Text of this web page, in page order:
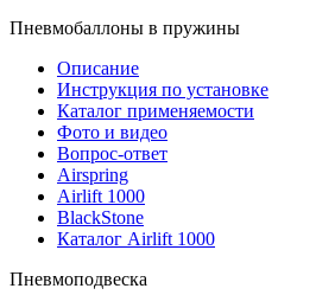
Пневмобаллоны в пружины
Описание
Инструкция по установке
Каталог применяемости
Фото и видео
Вопрос-ответ
Airspring
Airlift 1000
BlackStone
Каталог Airlift 1000
Пневмоподвеска